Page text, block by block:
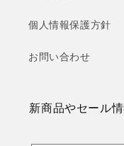
個人情報保護方針
お問い合わせ
新商品やセール